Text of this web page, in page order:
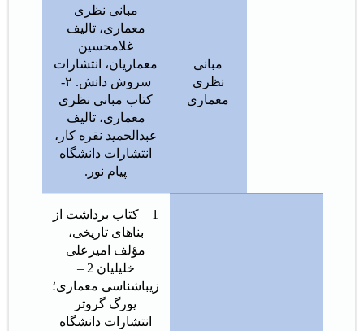
مبانی
نظری
معماری
مبانی نظری
معماری، تالیف
غلامحسین
معماریان، انتشارات
سروش دانش. ۲-
کتاب مبانی نظری
معماری، تالیف
عبدالحمید نقره کار،
انتشارات دانشگاه
پیام نور.
1 – کتاب برداشت از
بناهای تاریخی،
مؤلف امیرعلی
خلیلیان 2 –
زیباشناسی معماری؛
یورگ گروتر
انتشارات دانشگاه